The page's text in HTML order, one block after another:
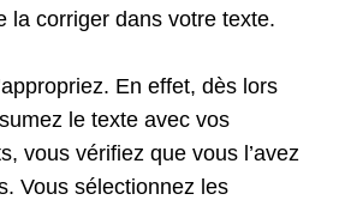
la corriger dans votre texte.
En effet, dès lors
le texte avec vos
vous vérifiez que vous l’avez
Vous sélectionnez les